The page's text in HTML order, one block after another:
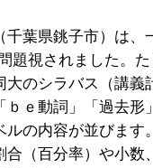
葉県銚子市）は、
題視されました。
大のシラバス（講義
ｂｅ動詞」「過去形
ルの内容が並びます
合（百分率）や小数